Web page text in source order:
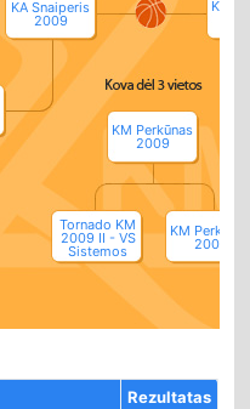
KA Snaiperis
2009
KM
KM Perkūnas
2009
Tornado KM
2009 II - VS
Sistemos
KM
2009
Rezultatas